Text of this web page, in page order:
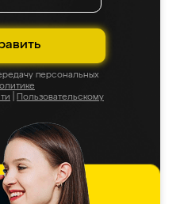
персональных
Пользовательскому